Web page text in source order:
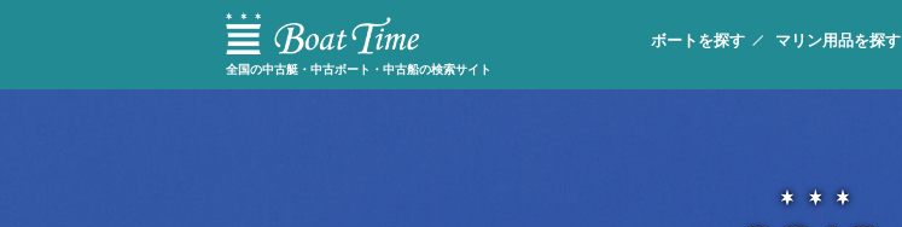
全国の中古艇・中古ボート・中古船の検索サイト
ボートを探す マリン用品を探す